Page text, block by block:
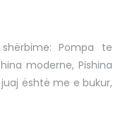
Pompa te
moderne, Pishina
është me e bukur,